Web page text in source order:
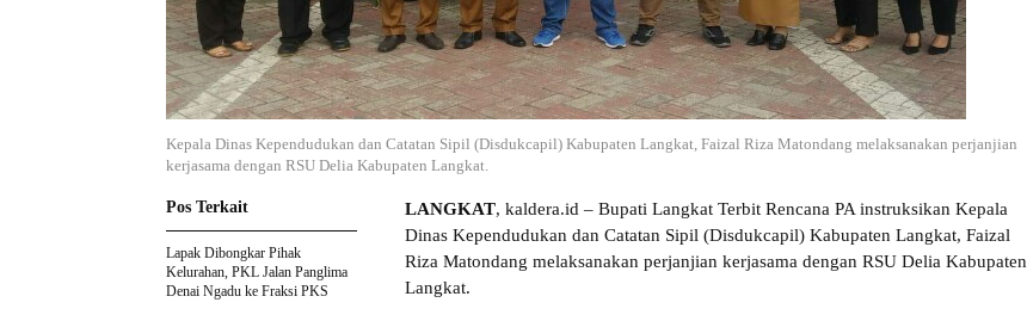
Kepala Dinas Kependudukan dan Catatan Sipil (Disdukcapil) Kabupaten Langkat, Faizal Riza Matondang melaksanakan perjanjian
kerjasama dengan RSU Delia Kabupaten Langkat.
LANGKAT, kaldera.id – Bupati Langkat Terbit Rencana PA instruksikan Kepala
Dinas Kependudukan dan Catatan Sipil (Disdukcapil) Kabupaten Langkat, Faizal
Riza Matondang melaksanakan perjanjian kerjasama dengan RSU Delia Kabupaten
Langkat.
Pos Terkait
Lapak Dibongkar Pihak
Kelurahan, PKL Jalan Panglima
Denai Ngadu ke Fraksi PKS